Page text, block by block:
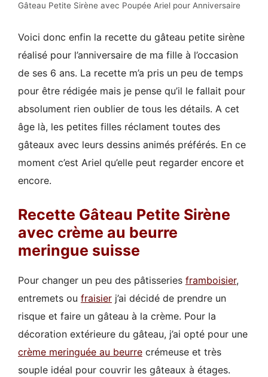
Gâteau Petite Sirène avec Poupée Ariel pour Anniversaire
Voici donc enfin la recette du gâteau petite sirène
réalisé pour l’anniversaire de ma fille à l’occasion
de ses 6 ans. La recette m’a pris un peu de temps
pour être rédigée mais je pense qu’il le fallait pour
absolument rien oublier de tous les détails. A cet
âge là, les petites filles réclament toutes des
gâteaux avec leurs dessins animés préférés. En ce
moment c’est Ariel qu’elle peut regarder encore et
encore.
Recette Gâteau Petite Sirène
avec crème au beurre
meringue suisse
Pour changer un peu des pâtisseries framboisier,
entremets ou fraisier j’ai décidé de prendre un
risque et faire un gâteau à la crème. Pour la
décoration extérieure du gâteau, j’ai opté pour une
crème meringuée au beurre crémeuse et très
souple idéal pour couvrir les gâteaux à étages.